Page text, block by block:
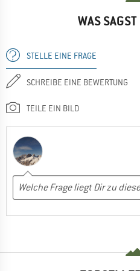
WAS
STELLE EINE FRAGE
SCHREIBE EINE BEWERTUNG
TEILE EIN BILD